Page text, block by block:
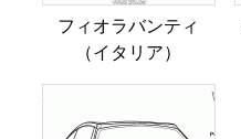
フィオラバンティ
（イタリア）